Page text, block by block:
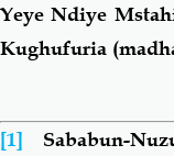
Yeye Ndiye
Kughufuria
[1]
Sababun-